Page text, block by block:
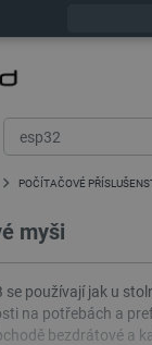
POČÍTAČOVÉ
myši
se používají jak u
na potřebách a
bezdrátové a